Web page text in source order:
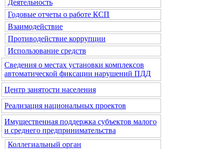
Деятельность
Годовые отчеты о работе КСП
Взаимодействие
Противодействие коррупции
Использование средств
Сведения о местах установки комплексов
автоматической фиксации нарушений ПДД
Центр занятости населения
Реализация национальных проектов
Имущественная поддержка субъектов малого
и среднего предпринимательства
Коллегиальный орган